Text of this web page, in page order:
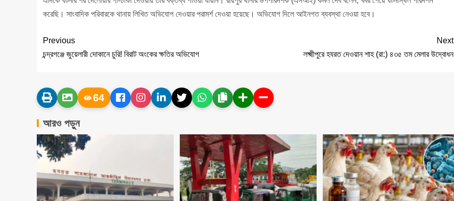
করেছি। সাংবাদিক পরিবারকে থানায় লিখিত অভিযোগ দেওয়ার পরামর্শ দেওয়া হয়েছে। অভিযোগ দিলে আইনগত ব্যবস্থা নেওয়া হবে।
Previous
চন্দ্রগঞ্জে জুয়েলারী দোকানে চুরি! বিরাট অংকের ক্ষতির অভিযোগ
Next
লক্ষ্মীপুরে হযরত দেওয়ান শাহ (রা:) ৪৩৫ তম মেলার উদ্বোধন
64
আরও পড়ুন